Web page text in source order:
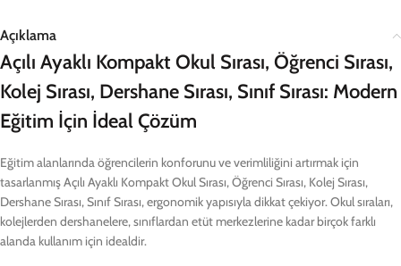
Açıklama
Açılı Ayaklı Kompakt Okul Sırası, Öğrenci Sırası,
Kolej Sırası, Dershane Sırası, Sınıf Sırası: Modern
Eğitim İçin İdeal Çözüm
Eğitim alanlarında öğrencilerin konforunu ve verimliliğini artırmak için
tasarlanmış Açılı Ayaklı Kompakt Okul Sırası, Öğrenci Sırası, Kolej Sırası,
Dershane Sırası, Sınıf Sırası, ergonomik yapısıyla dikkat çekiyor. Okul sıraları,
kolejlerden dershanelere, sınıflardan etüt merkezlerine kadar birçok farklı
alanda kullanım için idealdir.